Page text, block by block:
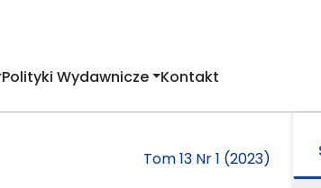
Polityki Wydawnicze Kontakt
Tom 13 Nr 1 (2023)